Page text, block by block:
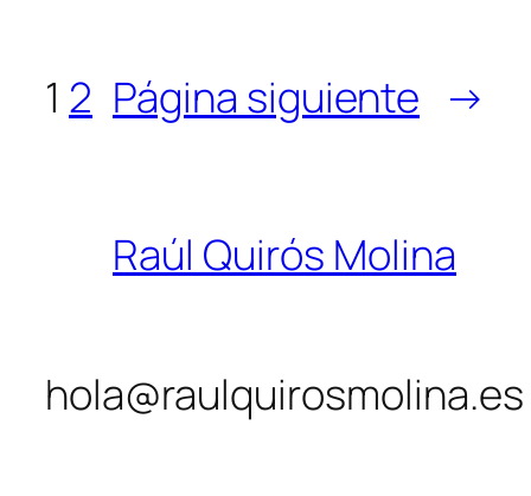
1 2 Página siguiente →
Raúl Quirós Molina
hola@raulquirosmolina.es